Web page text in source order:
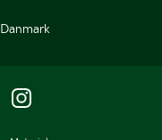
Danmark